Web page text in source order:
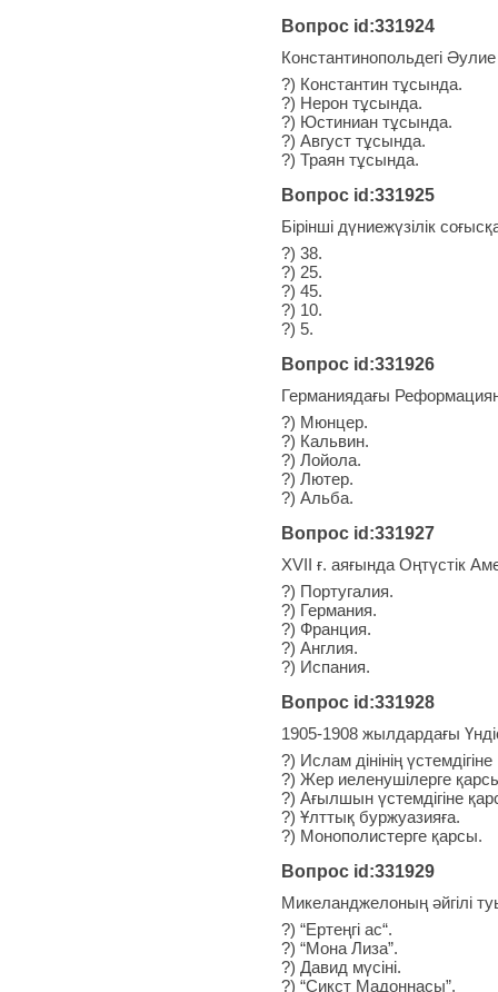
Вопрос id:331924
Константинопольдегі
?) Константин тұсында.
?) Нерон тұсында.
?) Юстиниан тұсында.
?) Август тұсында.
?) Траян тұсында.
Вопрос id:331925
Бірінші дүниежүзілік
?) 38.
?) 25.
?) 45.
?) 10.
?) 5.
Вопрос id:331926
Германиядағы
?) Мюнцер.
?) Кальвин.
?) Лойола.
?) Лютер.
?) Альба.
Вопрос id:331927
XVІІ ғ. аяғында Оңтүстік
?) Португалия.
?) Германия.
?) Франция.
?) Англия.
?) Испания.
Вопрос id:331928
1905-1908 жылдардағы
?) Ислам дінінің
?) Жер иеленушілерге
?) Ағылшын үстемдігіне
?) Ұлттық буржуазияға.
?) Монополистерге қарсы.
Вопрос id:331929
Микеланджелоның әйгілі
?) “Ертеңгі ас“.
?) “Мона Лиза”.
?) Давид мүсіні.
?) “Сикст Мадоннасы”.